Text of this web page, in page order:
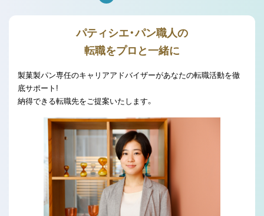
パティシエ・パン職人の
転職をプロと一緒に
製菓製パン専任のキャリアアドバイザーがあなたの転職活動を徹
底サポート!
納得できる転職先をご提案いたします。